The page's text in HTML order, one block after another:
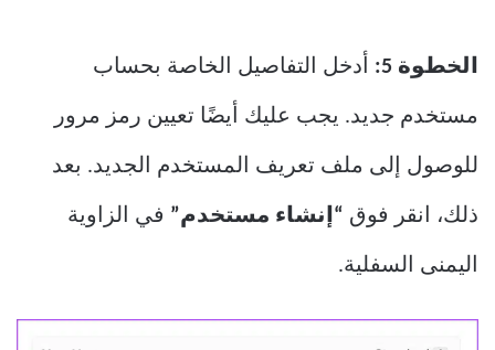
الخطوة 5: أدخل التفاصيل الخاصة بحساب
مستخدم جديد. يجب عليك أيضًا تعيين رمز مرور
للوصول إلى ملف تعريف المستخدم الجديد. بعد
ذلك، انقر فوق “إنشاء مستخدم” في الزاوية
اليمنى السفلية.